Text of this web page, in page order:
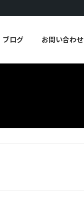
ブログ お問い合わせ